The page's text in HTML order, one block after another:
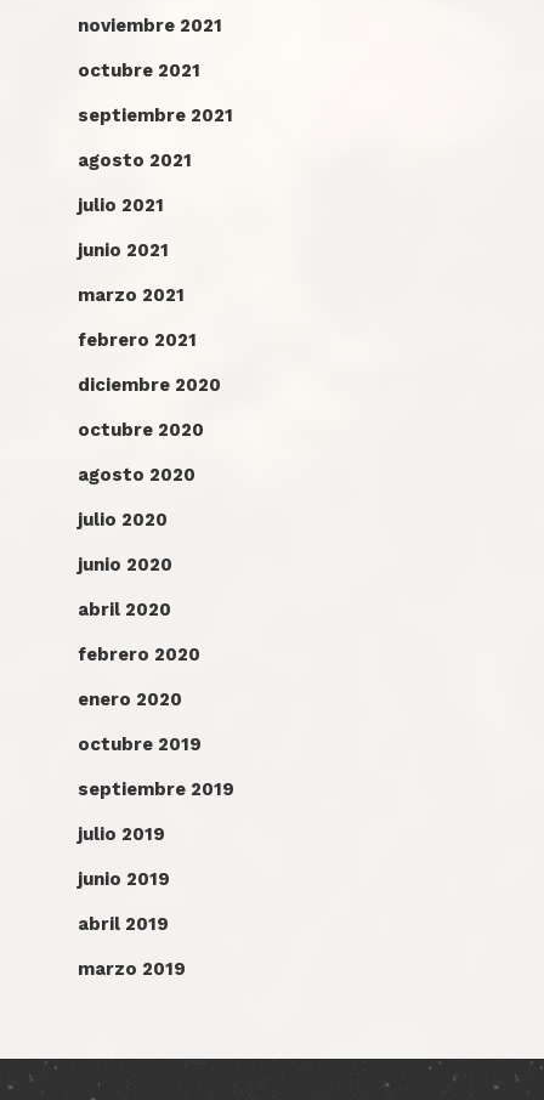
noviembre 2021
octubre 2021
septiembre 2021
agosto 2021
julio 2021
junio 2021
marzo 2021
febrero 2021
diciembre 2020
octubre 2020
agosto 2020
julio 2020
junio 2020
abril 2020
febrero 2020
enero 2020
octubre 2019
septiembre 2019
julio 2019
junio 2019
abril 2019
marzo 2019